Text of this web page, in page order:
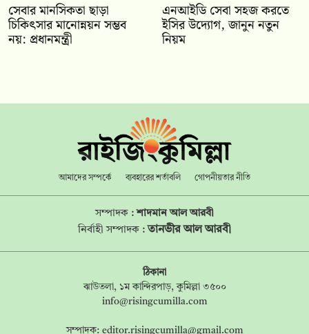
সেবার মানসিকতা ছাড়া
চিকিৎসার মানোন্নয়ন সম্ভব
নয়: প্রধানমন্ত্রী
এনআইডি সেবা সহজ করতে
ইসির উদ্যোগ, জানুন নতুন
নিয়ম
আমাদের সম্পর্কে ব্যবহারের শর্তাবলি গোপনীয়তার নীতি
সম্পাদক :শাদমান আল আরবী
নির্বাহী সম্পাদক : তানভীর আল আরবী
ঠিকানা
ঝাউতলা, ১ম কান্দিরপাড়, কুমিল্লা ৩৫০০
info@risingcumilla.com
সম্পাদক: editor.risingcumilla@gmail.com